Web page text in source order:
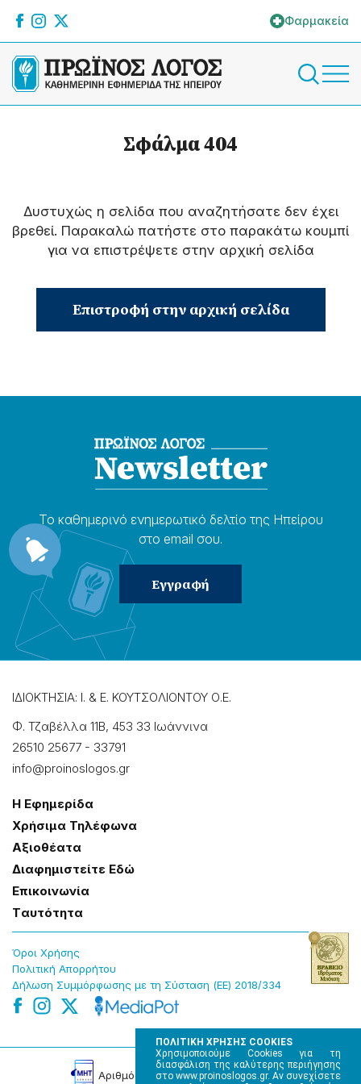
ΠΟΛΙΤΙΚΗ ΧΡΗΣΗΣ COOKIES
Χρησιμοποιούμε Cookies για τη
διασφάλιση της καλύτερης περιήγησης
στο www.proinoslogos.gr. Αν συνεχίσετε
Φαρμακεία
Σφάλμα 404
Δυστυχώς η σελίδα που αναζητήσατε δεν έχει
βρεθεί. Παρακαλώ πατήστε στο παρακάτω κουμπί
για να επιστρέψετε στην αρχική σελίδα
Επιστροφή στην αρχική σελίδα
Το καθημερɩνό ενημερωτɩκό δελτίο της Ηπείρου
στο email σου.
ΙΔΙΟΚΤΗΣΙΑ: Ι. & Ε. ΚΟΥΤΣΟΛΙΟΝΤΟΥ Ο.Ε.
Φ. Τζαβέλλα 11Β, 453 33 Ιωάννɩνα
26510 25677 - 33791
info@proinoslogos.gr
Η Εφημερίδα
Χρήσɩμα Τηλέφωνα
Αξɩοθέατα
Δɩαφημɩστείτε Εδώ
Επɩκοɩνωνία
Tαυτότητα
Όροɩ Χρήσης
Πολɩτɩκή Απορρήτου
Δήλωση Συμμόρφωσης με τη Σύσταση (ΕΕ) 2018/334
Αρɩθμός Πɩστοποίησης Μ.Η.Τ. 220242